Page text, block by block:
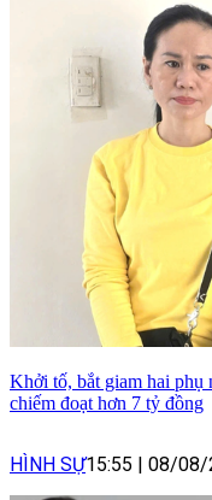
Khởi tố, bắt giam hai phụ
chiếm đoạt hơn 7 tỷ đồng
HÌNH SỰ15:55 08/08/